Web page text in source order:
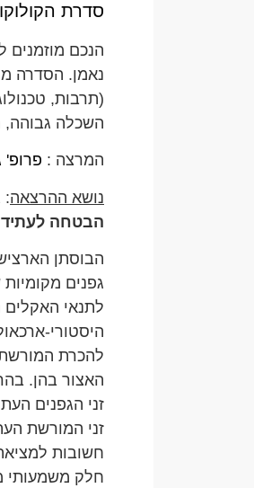
סדרת
הנכם מוזמנים
נאמן. הסדרה
(תרבות,
השכלה גבוהה,
המרצה : פרופ'
נושא ההרצאה:
הבטחה לעתיד
הבוסתן
גפנים
לתנאי האקלים
היסטורי-
להכרת המורשת
האצור בהן.
זני הגפנים
זני המורשת
חשובות
חלק משמעותי